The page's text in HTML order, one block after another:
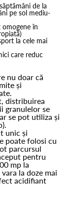
de la
pe sol mediu-
în
la cele mai
care reduc
nu doar că
și
distribuirea
granulelor se
se pot utiliza și
unic și
poate folosi cu
parcursul
pentru
mp la
la doze mai
acidifiant